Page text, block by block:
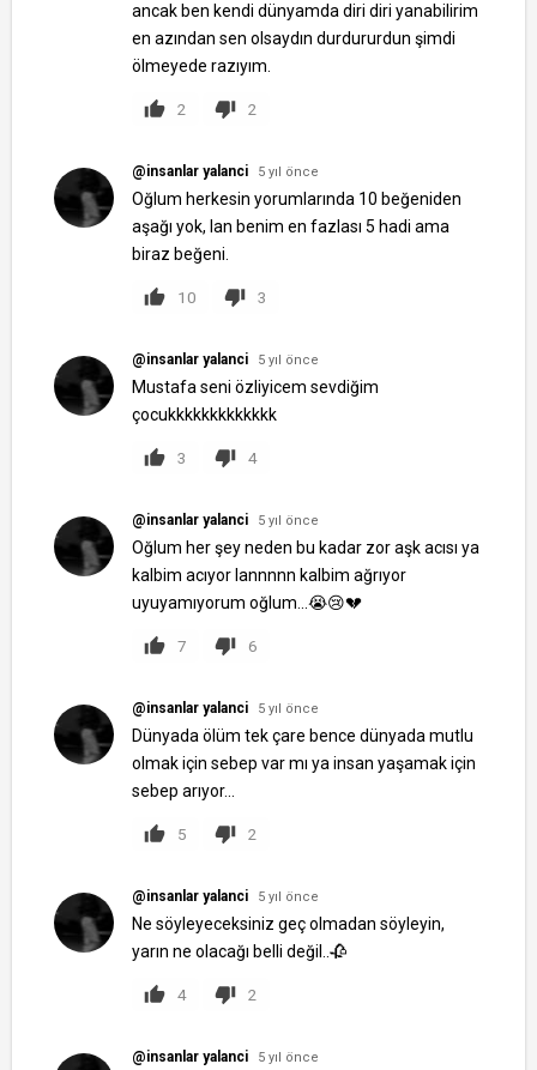
ancak ben kendi dünyamda diri diri yanabilirim
en azından sen olsaydın durdururdun şimdi
ölmeyede razıyım.
2 2
@insanlar yalanci 5 yıl önce
Oğlum herkesin yorumlarında 10 beğeniden
aşağı yok, lan benim en fazlası 5 hadi ama
biraz beğeni.
10 3
@insanlar yalanci 5 yıl önce
Mustafa seni özliyicem sevdiğim
çocukkkkkkkkkkkkk
3 4
@insanlar yalanci 5 yıl önce
Oğlum her şey neden bu kadar zor aşk acısı ya
kalbim acıyor lannnnn kalbim ağrıyor
uyuyamıyorum oğlum...😭😢💔
7 6
@insanlar yalanci 5 yıl önce
Dünyada ölüm tek çare bence dünyada mutlu
olmak için sebep var mı ya insan yaşamak için
sebep arıyor...
5 2
@insanlar yalanci 5 yıl önce
Ne söyleyeceksiniz geç olmadan söyleyin,
yarın ne olacağı belli değil..🥀
4 2
@insanlar yalanci 5 yıl önce